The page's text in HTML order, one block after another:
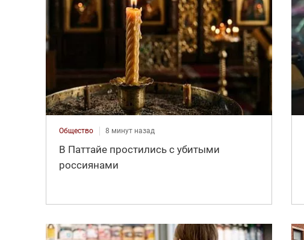
Общество 8 минут назад
В Паттайе простились с убитыми
россиянами